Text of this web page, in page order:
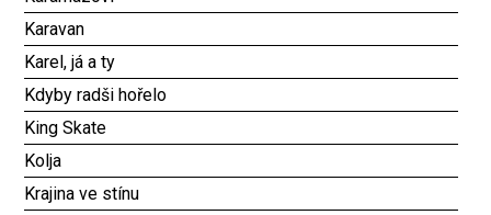
Karavan
Karel, já a ty
Kdyby radši hořelo
King Skate
Kolja
Krajina ve stínu